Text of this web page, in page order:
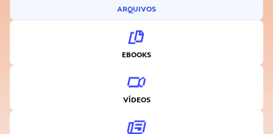
ARQUIVOS
EBOOKS
VÍDEOS